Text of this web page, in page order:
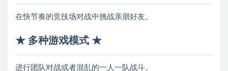
在快节奏的竞技场对战中挑战亲朋好友。
★ 多种游戏模式 ★
进行团队对战或者混乱的一人一队战斗。